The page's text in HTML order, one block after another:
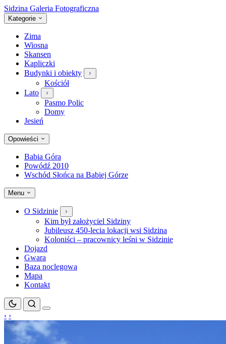
Sidzina Galeria Fotograficzna
Kategorie
Zima
Wiosna
Skansen
Kapliczki
Budynki i obiekty
Kościół
Lato
Pasmo Polic
Domy
Jesień
Opowieści
Babia Góra
Powódź 2010
Wschód Słońca na Babiej Górze
Menu
O Sidzinie
Kim był założyciel Sidziny
Jubileusz 450-lecia lokacji wsi Sidzina
Koloniści – pracownicy leśni w Sidzinie
Dojazd
Gwara
Baza noclegowa
Mapa
Kontakt
‹ ›